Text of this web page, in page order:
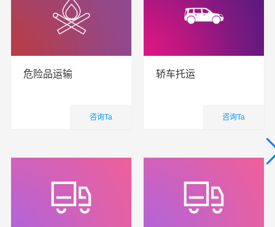
危险品运输
咨询Ta
轿车托运
咨询Ta